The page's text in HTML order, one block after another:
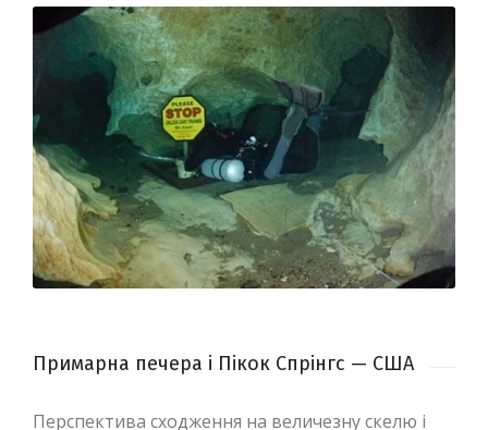
Примарна печера і Пікок Спрінгс — США
Перспектива сходження на величезну скелю і